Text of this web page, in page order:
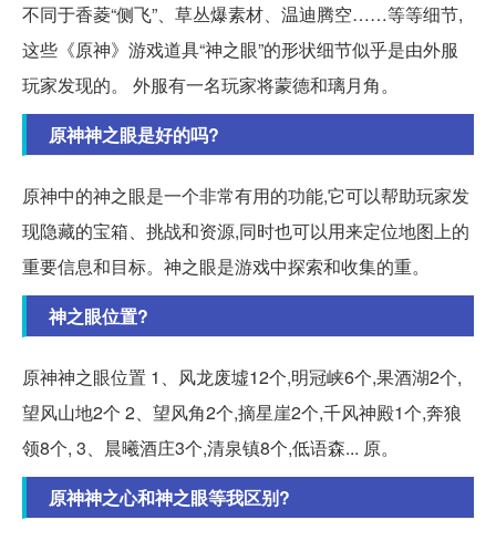
不同于香菱“侧飞”、草丛爆素材、温迪腾空……等等细节,
这些《原神》游戏道具“神之眼”的形状细节似乎是由外服
玩家发现的。 外服有一名玩家将蒙德和璃月角。
原神神之眼是好的吗?
原神中的神之眼是一个非常有用的功能,它可以帮助玩家发
现隐藏的宝箱、挑战和资源,同时也可以用来定位地图上的
重要信息和目标。神之眼是游戏中探索和收集的重。
神之眼位置?
原神神之眼位置 1、风龙废墟12个,明冠峡6个,果酒湖2个,
望风山地2个 2、望风角2个,摘星崖2个,千风神殿1个,奔狼
领8个, 3、晨曦酒庄3个,清泉镇8个,低语森... 原。
原神神之心和神之眼等我区别?